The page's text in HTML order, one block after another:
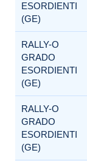
ESORDIENTI
(GE)
RALLY-O
GRADO
ESORDIENTI
(GE)
RALLY-O
GRADO
ESORDIENTI
(GE)